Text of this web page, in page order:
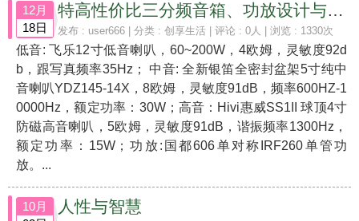
12月
18日
特高性价比三分频音箱、功放设计与搭配
发布 : user666 | 分类 : 创享生活 | 评论 : 0人 | 浏览 : 1330次
低音: 飞乐12寸低音喇叭，60~200W，4欧姆，灵敏度92d
b，跟写真频率35Hz； 中音: 全新银笛全密封盆架5寸纯中
音喇叭YDZ145-14X，8欧姆，灵敏度91dB，频率600HZ-1
0000Hz，额定功率：30W；高音：Hivi惠威SS1II 球顶4寸
防磁高音喇叭，5欧姆，灵敏度91dB，谐振频率1300Hz，
额定功率：15W；功放:国都606单对称IRF260单管功
放。...
10月
人性与智慧